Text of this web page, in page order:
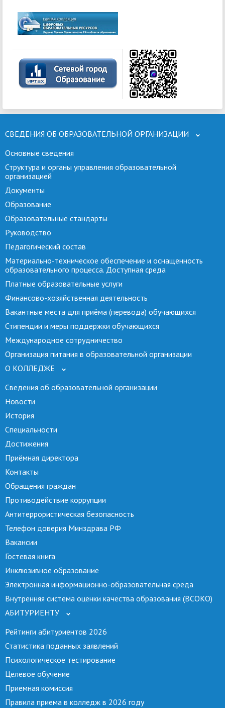
СВЕДЕНИЯ ОБ ОБРАЗОВАТЕЛЬНОЙ ОРГАНИЗАЦИИ
Основные сведения
Структура и органы управления образовательной
организацией
Документы
Образование
Образовательные стандарты
Руководство
Педагогический состав
Материально-техническое обеспечение и оснащенность
образовательного процесса. Доступная среда
Платные образовательные услуги
Финансово-хозяйственная деятельность
Вакантные места для приёма (перевода) обучающихся
Стипендии и меры поддержки обучающихся
Международное сотрудничество
Организация питания в образовательной организации
О КОЛЛЕДЖЕ
Сведения об образовательной организации
Новости
История
Специальности
Достижения
Приёмная директора
Контакты
Обращения граждан
Противодействие коррупции
Антитеррористическая безопасность
Телефон доверия Минздрава РФ
Вакансии
Гостевая книга
Инклюзивное образование
Электронная информационно-образовательная среда
Внутренняя система оценки качества образования (ВСОКО)
АБИТУРИЕНТУ
Рейтинги абитуриентов 2026
Статистика поданных заявлений
Психологическое тестирование
Целевое обучение
Приемная комиссия
Правила приема в колледж в 2026 году